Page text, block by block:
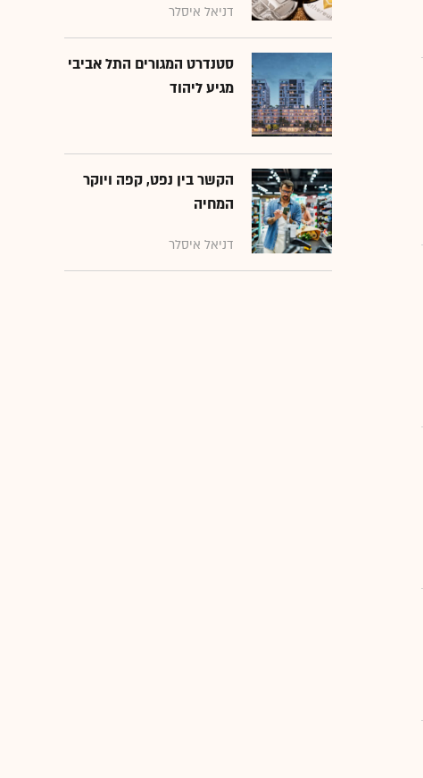
דניאל איסלר
סטנדרט המגורים התל אביבי
מגיע ליהוד
הקשר בין נפט, קפה ויוקר
המחיה
דניאל איסלר